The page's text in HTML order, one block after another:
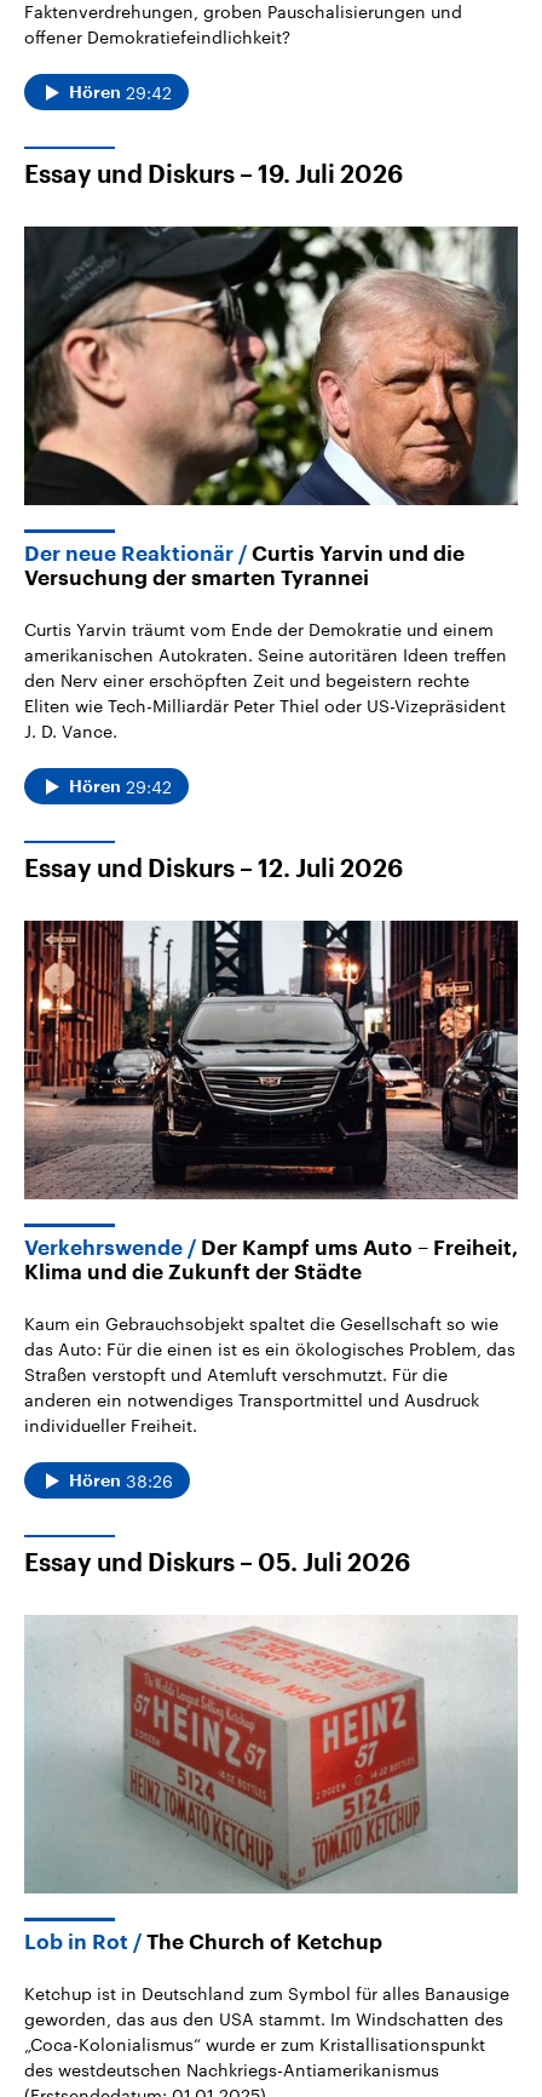
Faktenverdrehungen, groben Pauschalisierungen und
offener Demokratiefeindlichkeit?
Hören 29:42
Essay und Diskurs – 19. Juli 2026
Der neue Reaktionär
Curtis Yarvin und die
Versuchung der smarten Tyrannei
Curtis Yarvin träumt vom Ende der Demokratie und einem
amerikanischen Autokraten. Seine autoritären Ideen treffen
den Nerv einer erschöpften Zeit und begeistern rechte
Eliten wie Tech-Milliardär Peter Thiel oder US-Vizepräsident
J. D. Vance.
Hören 29:42
Essay und Diskurs – 12. Juli 2026
Verkehrswende
Der Kampf ums Auto – Freiheit,
Klima und die Zukunft der Städte
Kaum ein Gebrauchsobjekt spaltet die Gesellschaft so wie
das Auto: Für die einen ist es ein ökologisches Problem, das
Straßen verstopft und Atemluft verschmutzt. Für die
anderen ein notwendiges Transportmittel und Ausdruck
individueller Freiheit.
Hören 38:26
Essay und Diskurs – 05. Juli 2026
Lob in Rot The Church of Ketchup
Ketchup ist in Deutschland zum Symbol für alles Banausige
geworden, das aus den USA stammt. Im Windschatten des
„Coca-Kolonialismus“ wurde er zum Kristallisationspunkt
des westdeutschen Nachkriegs-Antiamerikanismus